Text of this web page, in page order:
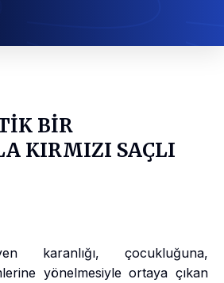
BİR
KIRMIZI SAÇLI
karanlığı, çocukluğuna,
yönelmesiyle ortaya çıkan